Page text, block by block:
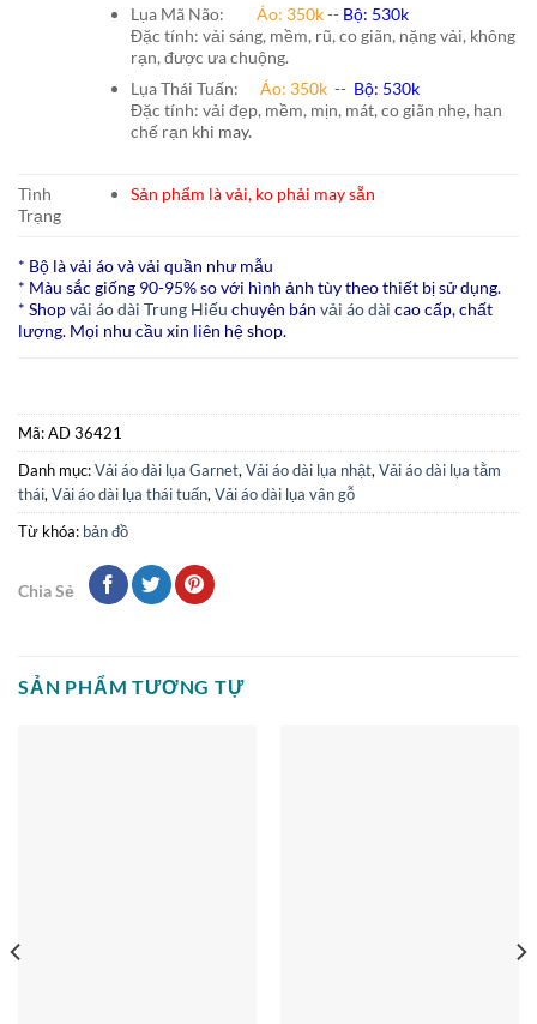
Lụa Mã Não: Áo: 350k-- Bộ: 530k
Đặc tính: vải sáng, mềm, rũ, co giãn, nặng vải, không
rạn, được ưa chuộng.
Lụa Thái Tuấn: Áo: 350k-- Bộ: 530k
Đặc tính: vải đẹp, mềm, mịn, mát, co giãn nhẹ, hạn
chế rạn khi may.
Tình
Trạng
Sản phẩm là vải, ko phải may sẵn
* Bộ là vải áo và vải quần như mẫu
* Màu sắc giống 90-95% so với hình ảnh tùy theo thiết bị sử dụng.
* Shopvải áo dài Trung Hiếu chuyên bán vải áo dài cao cấp, chất
lượng. Mọi nhu cầu xin liên hệ shop.
Mã:AD 36421
Danh mục:Vải áo dài lụa Garnet,Vải áo dài lụa nhật,Vải áo dài lụa tằm
thái,Vải áo dài lụa thái tuấn,Vải áo dài lụa vân gỗ
Từ khóa: bản đồ
Chia Sẻ
SẢN PHẨM TƯƠNG TỰ